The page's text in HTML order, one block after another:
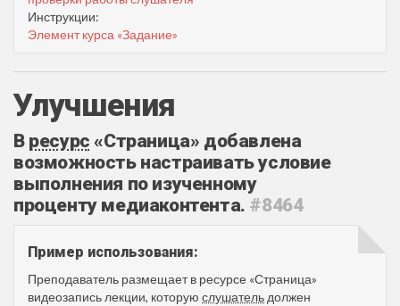
Инструкции:
Элемент курса «Задание»
Улучшения
В ресурс «Страница» добавлена
возможность настраивать условие
выполнения по изученному
проценту медиаконтента. #8464
Пример использования:
Преподаватель размещает в ресурсе «Страница»
видеозапись лекции, которую слушатель должен